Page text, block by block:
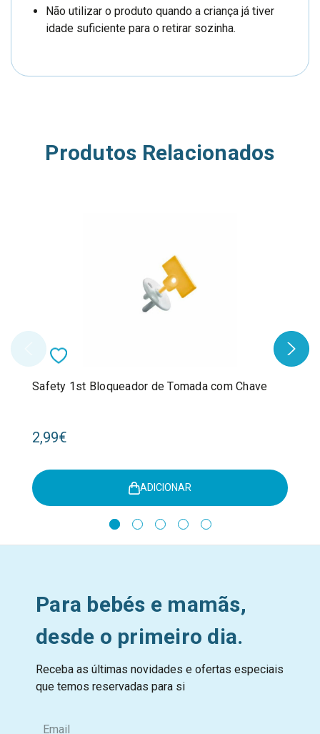
Não utilizar o produto quando a criança já tiver
idade suficiente para o retirar sozinha.
Produtos Relacionados
Safety 1st Bloqueador de Tomada com Chave
2,99€
ADICIONAR
Para bebés e mamãs,
desde o primeiro dia.
Receba as últimas novidades e ofertas especiais
que temos reservadas para si